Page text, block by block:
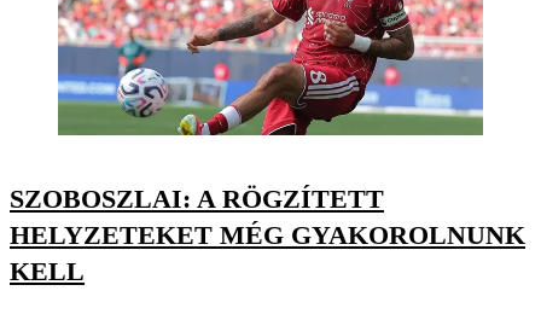
SZOBOSZLAI: A RÖGZÍTETT
HELYZETEKET MÉG GYAKOROLNUNK
KELL